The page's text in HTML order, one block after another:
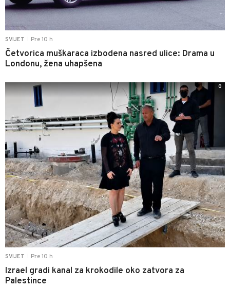
SVIJET Pre 10 h
Četvorica muškaraca izbodena nasred ulice: Drama u
Londonu, žena uhapšena
SVIJET Pre 10 h
Izrael gradi kanal za krokodile oko zatvora za
Palestince
0